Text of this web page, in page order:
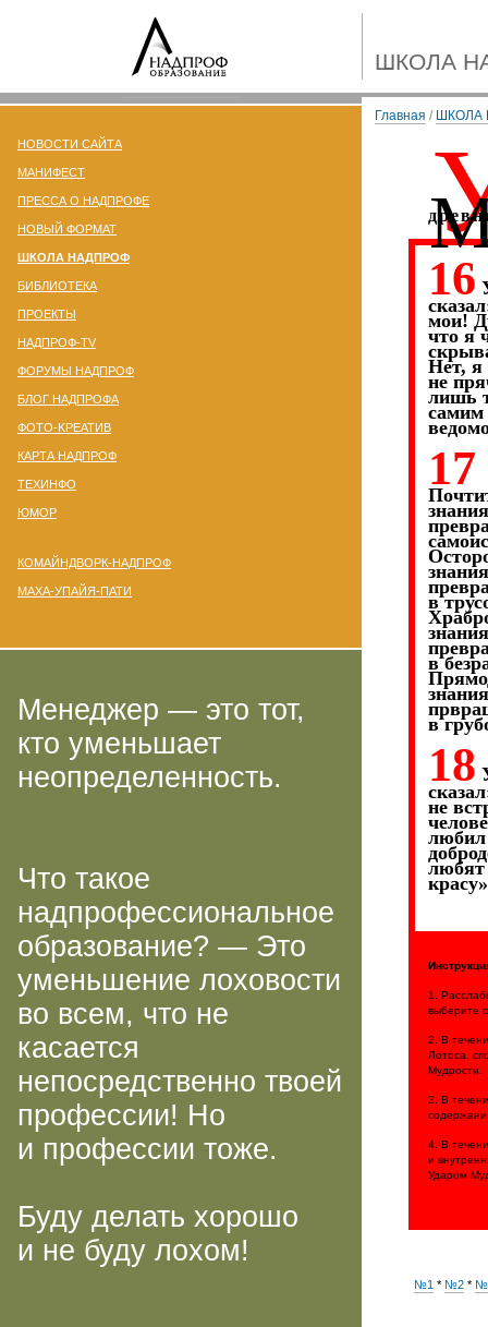
ШКОЛА
НОВОСТИ САЙТА
МАНИФЕСТ
ПРЕССА О НАДПРОФЕ
НОВЫЙ ФОРМАТ
ШКОЛА НАДПРОФ
БИБЛИОТЕКА
ПРОЕКТЫ
НАДПРОФ-TV
ФОРУМЫ НАДПРОФ
БЛОГ НАДПРОФА
ФОТО-KРЕАТИВ
КАРТА НАДПРОФ
ТЕХИНФО
ЮМОР
КОМАЙНДВОРК-НАДПРОФ
МАХА-УПАЙЯ-ПАТИ
Менеджер — это тот,
кто уменьшает
неопределенность.
Что такое
надпрофессиональное
образование? — Это
уменьшение лоховости
во всем, что не
касается
непосредственно твоей
профессии! Но
и профессии тоже.
Буду делать хорошо
и не буду лохом!
Главная /
16
мои!
что я
Нет, я
не
лишь
17
в
в
в
18
не
1.
выберите
2. В
Лотоса,
Мудрости.
3. В
4. В
и
Ударом
№1 * №2 *